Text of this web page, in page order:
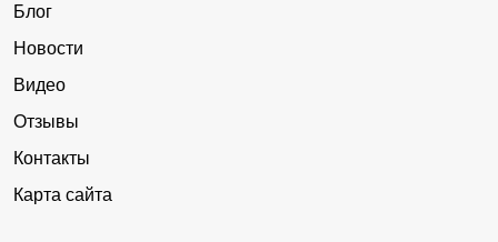
Блог
Новости
Видео
Отзывы
Контакты
Карта сайта